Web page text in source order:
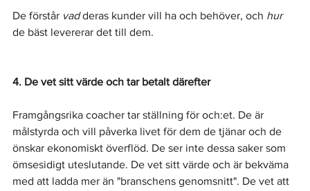
De förstår vad deras kunder vill ha och behöver, och hur
de bäst levererar det till dem.
4. De vet sitt värde och tar betalt därefter
Framgångsrika coacher tar ställning för och:et. De är
målstyrda och vill påverka livet för dem de tjänar och de
önskar ekonomiskt överflöd. De ser inte dessa saker som
ömsesidigt uteslutande. De vet sitt värde och är bekväma
med att ladda mer än "branschens genomsnitt". De vet att